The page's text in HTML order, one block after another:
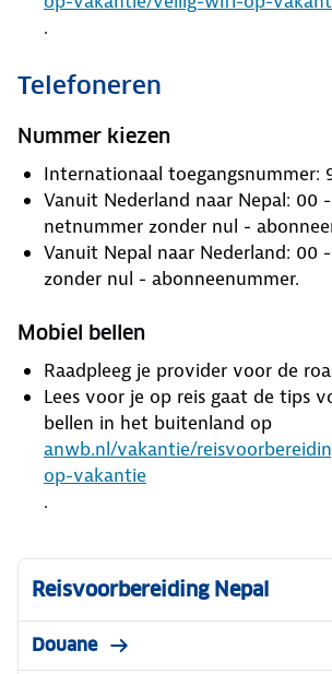
.
Telefoneren
Nummer kiezen
Internationaal toegangsnummer:
Vanuit Nederland naar Nepal: 00
netnummer zonder nul -
Vanuit Nepal naar Nederland: 00
zonder nul - abonneenummer.
Mobiel bellen
Raadpleeg je provider voor de
Lees voor je op reis gaat de tips
bellen in het buitenland op
anwb.nl/vakantie/
op-vakantie
.
Reisvoorbereiding Nepal
Douane